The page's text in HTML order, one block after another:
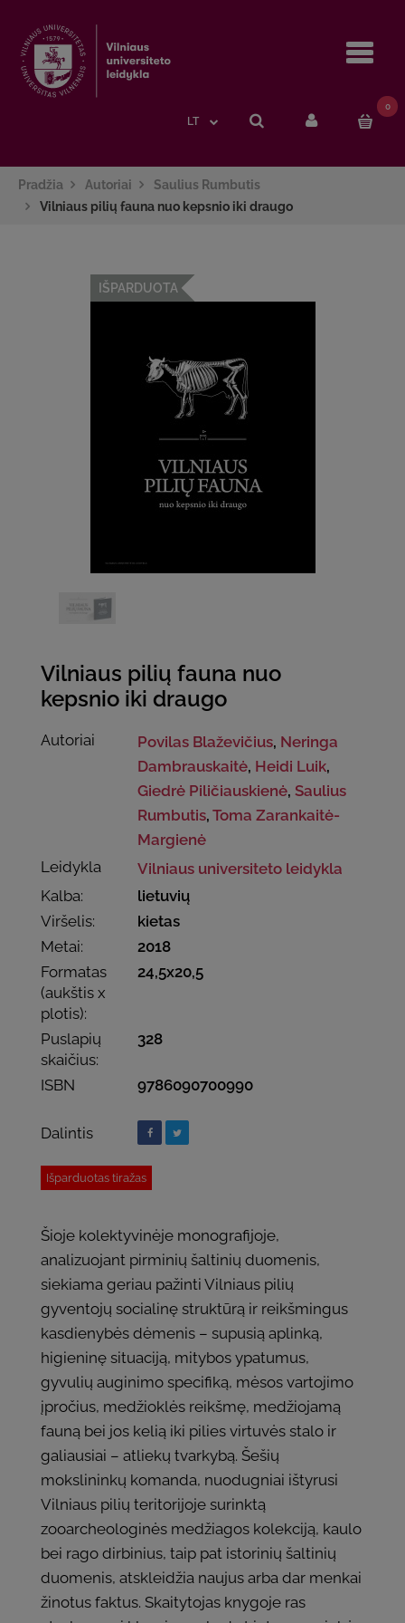
LT
0
Pradžia Autoriai
Saulius Rumbutis
Vilniaus pilių fauna nuo kepsnio iki draugo
IŠPARDUOTA
Vilniaus pilių fauna nuo
kepsnio iki draugo
Autoriai Povilas Blaževičius, Neringa
Dambrauskaitė, Heidi Luik,
Giedrė Piličiauskienė,Saulius
Rumbutis,Toma Zarankaitė-
Margienė
Leidykla
Vilniaus universiteto leidykla
Kalba:
lietuvių
Viršelis:
kietas
Metai:
2018
Formatas
(aukštis x
plotis):
24,5x20,5
Puslapių
skaičius:
328
ISBN 9786090700990
Dalintis
Išparduotas tiražas
Šioje kolektyvinėje monografijoje,
analizuojant pirminių šaltinių duomenis,
siekiama geriau pažinti Vilniaus pilių
gyventojų socialinę struktūrą ir reikšmingus
kasdienybės dėmenis – supusią aplinką,
higieninę situaciją, mitybos ypatumus,
gyvulių auginimo specifiką, mėsos vartojimo
įpročius, medžioklės reikšmę, medžiojamą
fauną bei jos kelią iki pilies virtuvės stalo ir
galiausiai – atliekų tvarkybą. Šešių
mokslininkų komanda, nuodugniai ištyrusi
Vilniaus pilių teritorijoje surinktą
zooarcheologinės medžiagos kolekciją, kaulo
bei rago dirbinius, taip pat istorinių šaltinių
duomenis, atskleidžia naujus arba dar menkai
žinotus faktus. Skaitytojas knygoje ras